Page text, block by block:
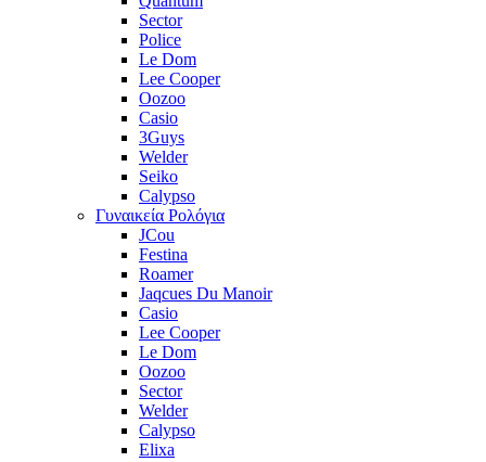
Sector
Police
Le Dom
Lee Cooper
Oozoo
Casio
3Guys
Welder
Seiko
Calypso
Γυναικεία Ρολόγια
JCou
Festina
Roamer
Jaqcues Du Manoir
Casio
Lee Cooper
Le Dom
Oozoo
Sector
Welder
Calypso
Elixa